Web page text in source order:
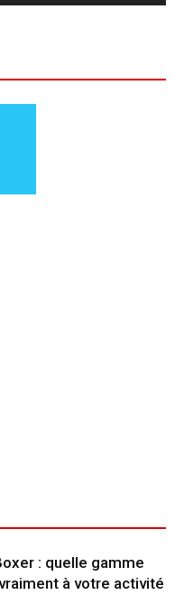
: quelle gamme
à votre activité